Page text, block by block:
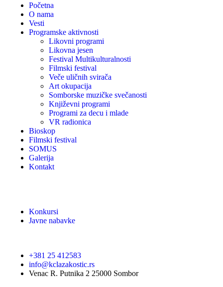
Početna
O nama
Vesti
Programske aktivnosti
Likovni programi
Likovna jesen
Festival Multikulturalnosti
Filmski festival
Veče uličnih svirača
Art okupacija
Somborske muzičke svečanosti
Književni programi
Programi za decu i mlade
VR radionica
Bioskop
Filmski festival
SOMUS
Galerija
Kontakt
Konkursi
Javne nabavke
+381 25 412583
info@kclazakostic.rs
Venac R. Putnika 2 25000 Sombor